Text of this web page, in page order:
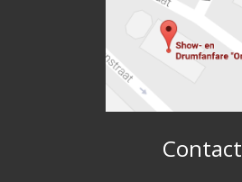
Contact